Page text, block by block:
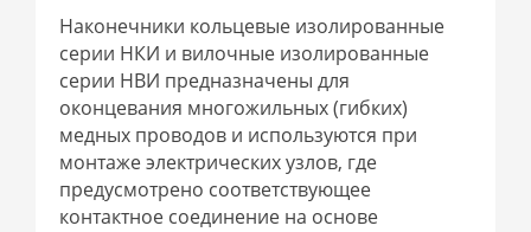
Наконечники кольцевые изолированные
серии НКИ и вилочные изолированные
серии НВИ предназначены для
оконцевания многожильных (гибких)
медных проводов и используются при
монтаже электрических узлов, где
предусмотрено соответствующее
контактное соединение на основе